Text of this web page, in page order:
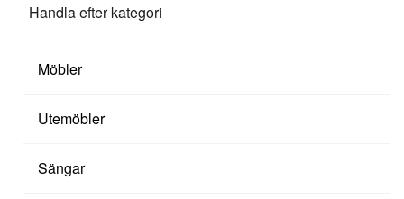
Handla efter kategori
Möbler
Utemöbler
Sängar